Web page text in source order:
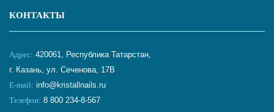
КОНТАКТЫ
Адрес: 420061, Республика Татарстан,
г. Казань, ул. Сеченова, 17В
E-mail: info@kristallnails.ru
Телефон: 8 800 234-8-567